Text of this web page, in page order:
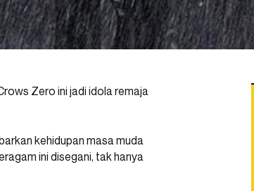
Zero ini jadi idola remaja
kehidupan masa muda
ini disegani, tak hanya